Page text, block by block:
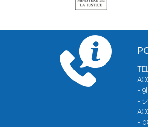
-
-
-